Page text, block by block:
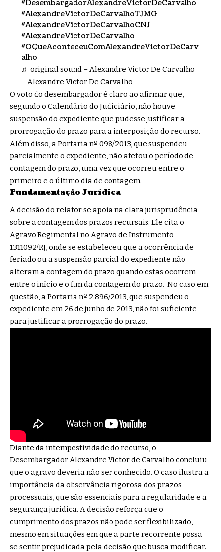
#DesembargadorAlexandreVictorDeCarvalho
#AlexandreVictorDeCarvalhoTJMG
#AlexandreVictorDeCarvalhoCNJ
#AlexandreVictorDeCarvalho
#OQueAconteceuComAlexandreVictorDeCarv
alho
♬ original sound – Alexandre Victor De Carvalho
– Alexandre Victor De Carvalho
O voto do desembargador é claro ao afirmar que,
segundo o Calendário do Judiciário, não houve
suspensão do expediente que pudesse justificar a
prorrogação do prazo para a interposição do recurso.
Além disso, a Portaria nº 098/2013, que suspendeu
parcialmente o expediente, não afetou o período de
contagem do prazo, uma vez que ocorreu entre o
primeiro e o último dia de contagem.
Fundamentação Jurídica
A decisão do relator se apoia na clara jurisprudência
sobre a contagem dos prazos recursais. Ele cita o
Agravo Regimental no Agravo de Instrumento
1311092/RJ, onde se estabeleceu que a ocorrência de
feriado ou a suspensão parcial do expediente não
alteram a contagem do prazo quando estas ocorrem
entre o início e o fim da contagem do prazo. No caso em
questão, a Portaria nº 2.896/2013, que suspendeu o
expediente em 26 de junho de 2013, não foi suficiente
para justificar a prorrogação do prazo.
Diante da intempestividade do recurso, o
Desembargador Alexandre Victor de Carvalho concluiu
que o agravo deveria não ser conhecido. O caso ilustra a
importância da observância rigorosa dos prazos
processuais, que são essenciais para a regularidade e a
segurança jurídica. A decisão reforça que o
cumprimento dos prazos não pode ser flexibilizado,
mesmo em situações em que a parte recorrente possa
se sentir prejudicada pela decisão que busca modificar.